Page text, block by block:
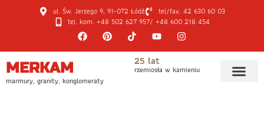
ul. Św. Jerzego 9, 91-072 Łódź
tel/fax. 42 630 60 03
tel. kom. +48 502 627 957/ +48 600 218 454
MERKAM
marmury, granity, konglomeraty
25 lat
rzemiosła w kamieniu